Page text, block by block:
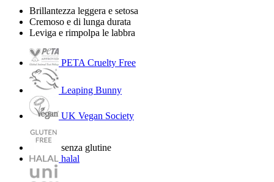
Brillantezza leggera e setosa
Cremoso e di lunga durata
Leviga e rimpolpa le labbra
PETA Cruelty Free
Leaping Bunny
UK Vegan Society
senza glutine
halal